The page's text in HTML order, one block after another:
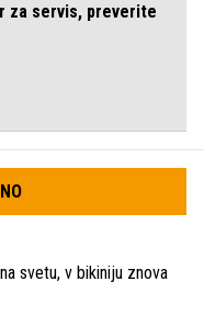
za servis, preverite
svetu, v bikiniju znova